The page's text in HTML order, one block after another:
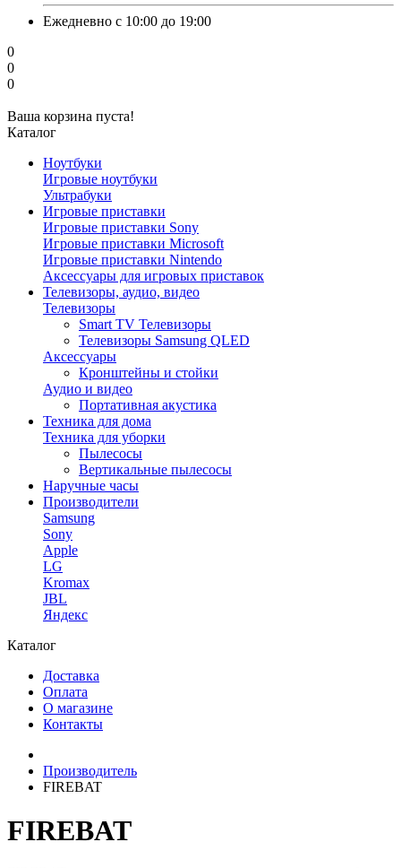
Ежедневно с 10:00 до 19:00
0
0
0
Ваша корзина пуста!
Каталог
Ноутбуки
Игровые ноутбуки
Ультрабуки
Игровые приставки
Игровые приставки Sony
Игровые приставки Microsoft
Игровые приставки Nintendo
Аксессуары для игровых приставок
Телевизоры, аудио, видео
Телевизоры
Smart TV Телевизоры
Телевизоры Samsung QLED
Аксессуары
Кронштейны и стойки
Аудио и видео
Портативная акустика
Техника для дома
Техника для уборки
Пылесосы
Вертикальные пылесосы
Наручные часы
Производители
Samsung
Sony
Apple
LG
Kromax
JBL
Яндекс
Каталог
Доставка
Оплата
О магазине
Контакты
Производитель
FIREBAT
FIREBAT